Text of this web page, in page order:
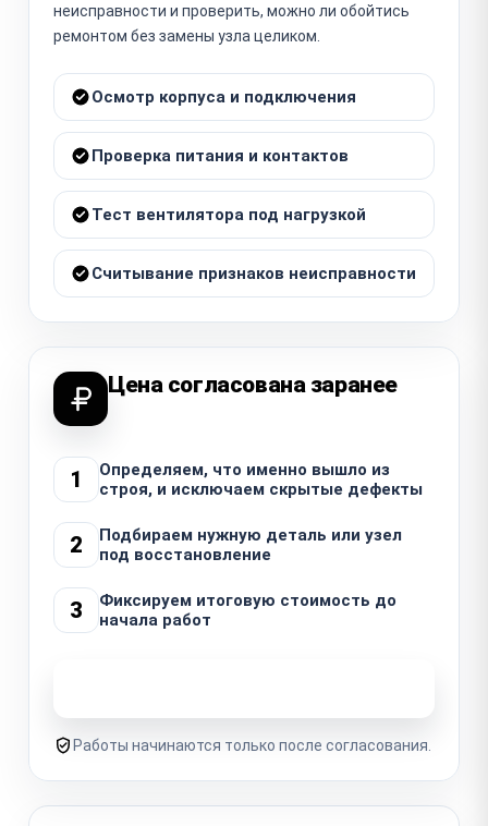
неисправности и проверить, можно ли обойтись
ремонтом без замены узла целиком.
Осмотр корпуса и подключения
Проверка питания и контактов
Тест вентилятора под нагрузкой
Считывание признаков неисправности
Цена согласована заранее
1
Определяем, что именно вышло из
строя, и исключаем скрытые дефекты
2
Подбираем нужную деталь или узел
под восстановление
3
Фиксируем итоговую стоимость до
начала работ
Работы начинаются только после согласования.